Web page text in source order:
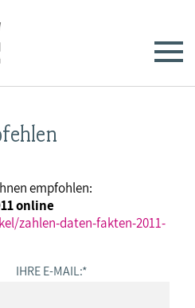
empfohlen:
online
zahlen-daten-fakten-2011-
IHRE E-MAIL:*